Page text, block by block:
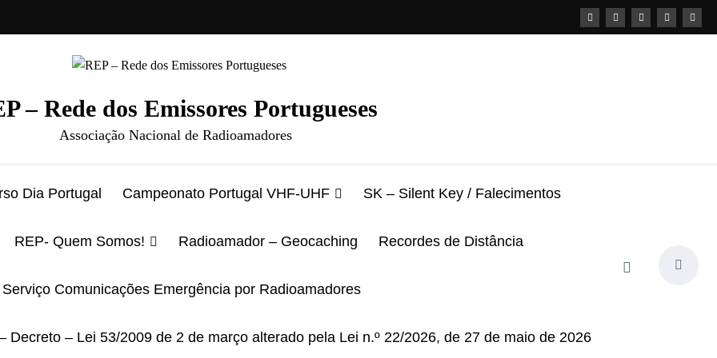
– Rede dos Emissores Portugueses
Associação Nacional de Radioamadores
Dia Portugal Campeonato Portugal VHF-UHF SK – Silent Key / Falecimentos
REP- Quem Somos! Radioamador – Geocaching Recordes de Distância
Comunicações Emergência por Radioamadores
– Lei 53/2009 de 2 de março alterado pela Lei n.º 22/2026, de 27 de maio de 2026